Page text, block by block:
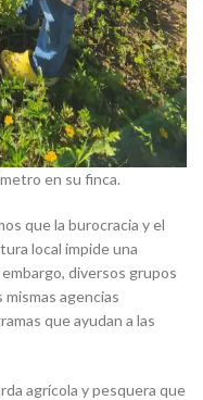
en su finca.
que la burocracia y el
local impide una
diversos grupos
mismas agencias
que ayudan a las
agrícola y pesquera que